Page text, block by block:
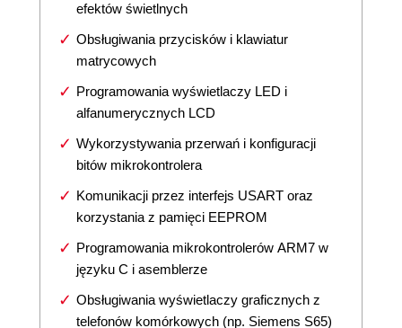
efektów świetlnych
Obsługiwania przycisków i klawiatur
matrycowych
Programowania wyświetlaczy LED i
alfanumerycznych LCD
Wykorzystywania przerwań i konfiguracji
bitów mikrokontrolera
Komunikacji przez interfejs USART oraz
korzystania z pamięci EEPROM
Programowania mikrokontrolerów ARM7 w
języku C i asemblerze
Obsługiwania wyświetlaczy graficznych z
telefonów komórkowych (np. Siemens S65)